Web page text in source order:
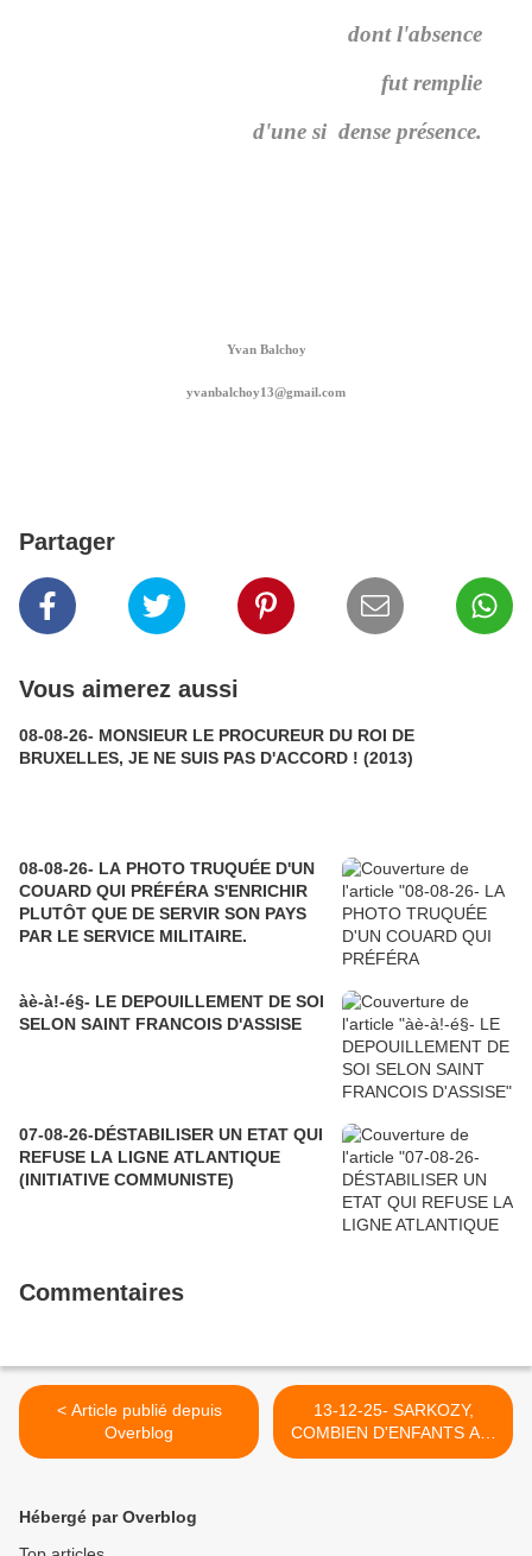
dont l'absence
fut remplie
d'une si dense présence.
Yvan Balchoy
yvanbalchoy13@gmail.com
Partager
Vous aimerez aussi
08-08-26- MONSIEUR LE PROCUREUR DU ROI DE
BRUXELLES, JE NE SUIS PAS D'ACCORD ! (2013)
08-08-26- LA PHOTO TRUQUÉE D'UN
COUARD QUI PRÉFÉRA S'ENRICHIR
PLUTÔT QUE DE SERVIR SON PAYS
PAR LE SERVICE MILITAIRE.
àè-à!-é§- LE DEPOUILLEMENT DE SOI
SELON SAINT FRANCOIS D'ASSISE
07-08-26-DÉSTABILISER UN ETAT QUI
REFUSE LA LIGNE ATLANTIQUE
(INITIATIVE COMMUNISTE)
Commentaires
< Article publié depuis
Overblog
13-12-25- SARKOZY,
COMBIEN D'ENFANTS AS-
TU TUES, CETTE NUIT ?
Hébergé par Overblog